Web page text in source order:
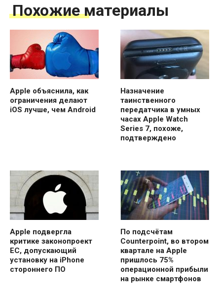
Похожие материалы
Apple объяснила, как
ограничения делают
iOS лучше, чем Android
Назначение
таинственного
передатчика в умных
часах Apple Watch
Series 7, похоже,
подтверждено
Apple подвергла
критике законопроект
ЕС, допускающий
установку на iPhone
стороннего ПО
По подсчётам
Counterpoint, во втором
квартале на Apple
пришлось 75%
операционной прибыли
на рынке смартфонов